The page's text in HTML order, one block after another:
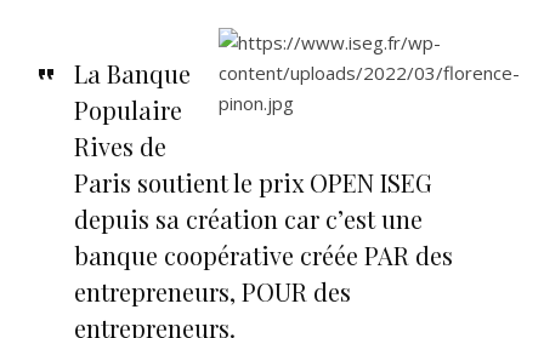
La Banque
Populaire
Rives de
Paris soutient le prix OPEN ISEG
depuis sa création car c’est une
banque coopérative créée PAR des
entrepreneurs, POUR des
entrepreneurs.